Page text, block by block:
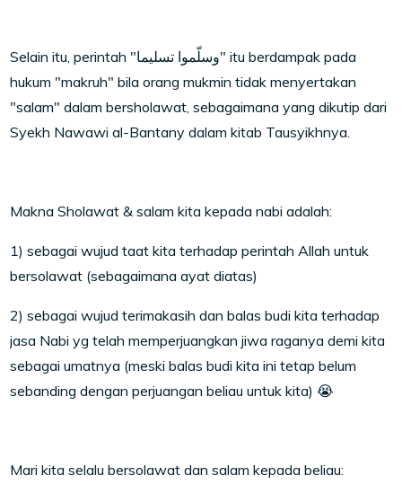
Selain itu, perintah "وسلّموا تسليما" itu berdampak pada
hukum "makruh" bila orang mukmin tidak menyertakan
"salam" dalam bersholawat, sebagaimana yang dikutip dari
Syekh Nawawi al-Bantany dalam kitab Tausyikhnya.
Makna Sholawat & salam kita kepada nabi adalah:
1) sebagai wujud taat kita terhadap perintah Allah untuk
bersolawat (sebagaimana ayat diatas)
2) sebagai wujud terimakasih dan balas budi kita terhadap
jasa Nabi yg telah memperjuangkan jiwa raganya demi kita
sebagai umatnya (meski balas budi kita ini tetap belum
sebanding dengan perjuangan beliau untuk kita) 😭
Mari kita selalu bersolawat dan salam kepada beliau: